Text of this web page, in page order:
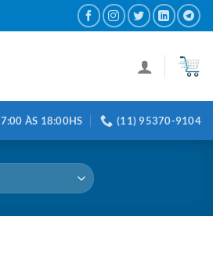
ÀS 18:00HS (11) 95370-9104